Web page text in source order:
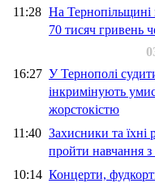
11:28 На Тернопільщині
70 тисяч гривень
16:27 У Тернополі
інкримінують
жорстокістю
11:40 Захисники та
пройти навчання з
10:14 Концерти,